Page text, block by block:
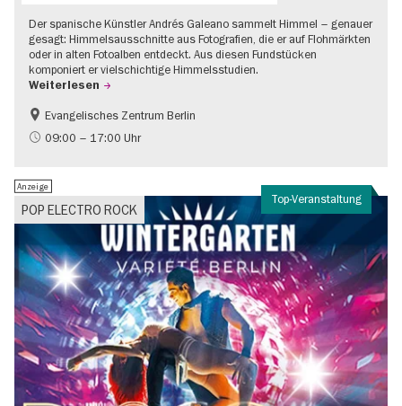
Der spanische Künstler Andrés Galeano sammelt Himmel – genauer
gesagt: Himmelsausschnitte aus Fotografien, die er auf Flohmärkten
oder in alten Fotoalben entdeckt. Aus diesen Fundstücken
komponiert er vielschichtige Himmelsstudien.
Weiterlesen
Gratis
Evangelisches Zentrum Berlin
09:00 – 17:00 Uhr
Top-Veranstaltung
POP ELECTRO ROCK
Anzeige